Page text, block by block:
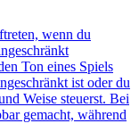
wenn du
Ton eines Spiels
ist oder du
Weise steuerst. Bei
gemacht, während